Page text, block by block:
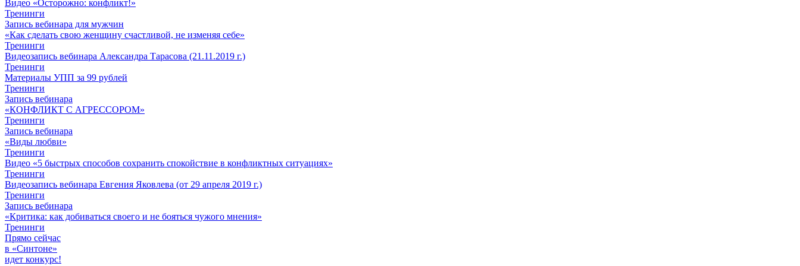
Видео «Осторожно: конфликт!»
Тренинги
Запись вебинара для мужчин
«Как сделать свою женщину счастливой, не изменяя себе»
Тренинги
Видеозапись вебинара Александра Тарасова (21.11.2019 г.)
Тренинги
Материалы УПП за 99 рублей
Тренинги
Запись вебинара
«КОНФЛИКТ С АГРЕССОРОМ»
Тренинги
Запись вебинара
«Виды любви»
Тренинги
Видео «5 быстрых способов сохранить спокойствие в конфликтных ситуациях»
Тренинги
Видеозапись вебинара Евгения Яковлева (от 29 апреля 2019 г.)
Тренинги
Запись вебинара
«Критика: как добиваться своего и не бояться чужого мнения»
Тренинги
Прямо сейчас
в «Синтоне»
идет конкурс!